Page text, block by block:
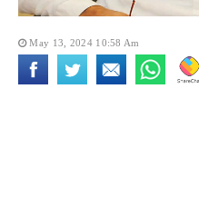
May 13, 2024 10:58 Am